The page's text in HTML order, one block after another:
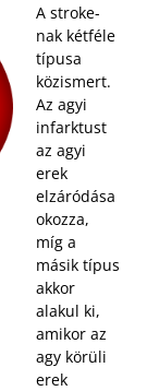
A stroke-
nak kétféle
típusa
közismert.
Az agyi
infarktust
az agyi
erek
elzáródása
okozza,
míg a
másik típus
akkor
alakul ki,
amikor az
agy körüli
erek